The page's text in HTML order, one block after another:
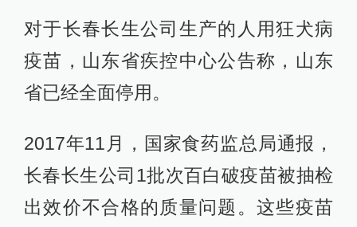
对于长春长生公司生产的人用狂犬病
疫苗，山东省疾控中心公告称，山东
省已经全面停用。
2017年11月，国家食药监总局通报，
长春长生公司1批次百白破疫苗被抽检
出效价不合格的质量问题。这些疫苗